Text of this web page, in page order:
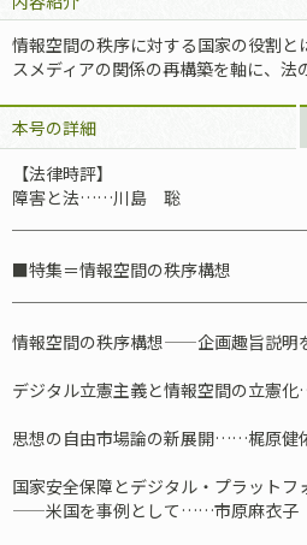
情報空間の秩序に対する国家の役割
スメディアの関係の再構築を軸に、法
本号の詳細
【法律時評】
障害と法……川島 聡
■特集＝情報空間の秩序構想
情報空間の秩序構想——企画趣旨説
デジタル立憲主義と情報空間の立
思想の自由市場論の新展開……梶原健
国家安全保障とデジタル・プラットフ
——米国を事例として……市原麻衣子